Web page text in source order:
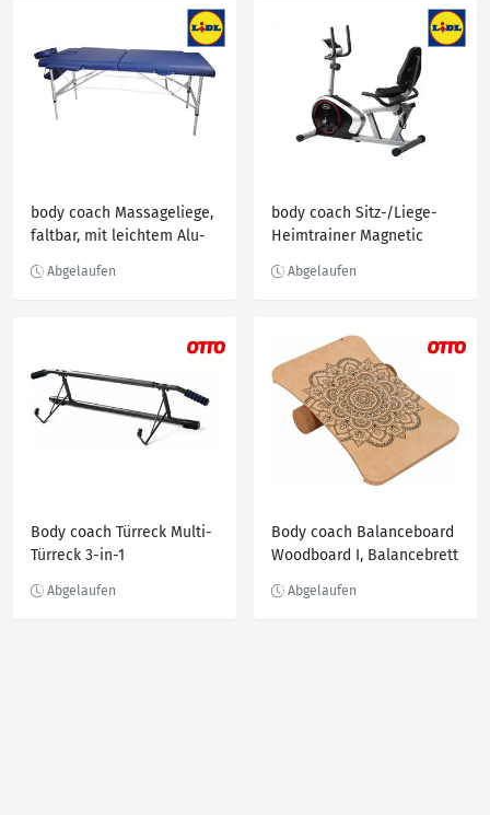
body coach Massageliege,
faltbar, mit leichtem Alu-
body coach Sitz-/Liege-
Heimtrainer Magnetic
Body coach Türreck Multi-
Türreck 3-in-1
multifunktional, 3
Body coach Balanceboard
Woodboard I, Balancebrett
Ahornholz, Rolle aus Kork,